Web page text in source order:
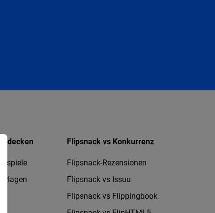
Entdecken
Beispiele
Vorlagen
Flipsnack vs Konkurrenz
Flipsnack-Rezensionen
Flipsnack vs Issuu
Flipsnack vs Flippingbook